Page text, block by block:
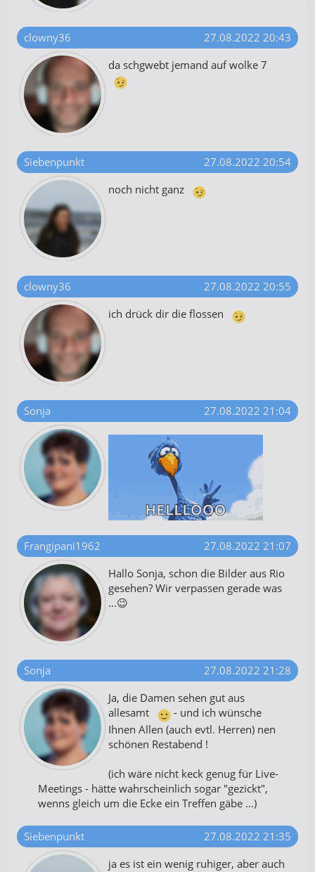
clowny36
27.08.2022 20:43
da schgwebt jemand auf wolke 7
Siebenpunkt
27.08.2022 20:54
noch nicht ganz
clowny36
27.08.2022 20:55
ich drück dir die flossen
Sonja 27.08.2022 21:04
Frangipani1962
27.08.2022 21:07
Hallo Sonja, schon die Bilder aus Rio
gesehen? Wir verpassen gerade was
...😉
Sonja
27.08.2022 21:28
Ja, die Damen sehen gut aus
allesamt
- und ich wünsche
Ihnen Allen (auch evtl. Herren) nen
schönen Restabend !
(ich wäre nicht keck genug für Live-
Meetings - hätte wahrscheinlich sogar "gezickt",
wenns gleich um die Ecke ein Treffen gäbe ...)
Siebenpunkt
27.08.2022 21:35
ja es ist ein wenig ruhiger, aber auch